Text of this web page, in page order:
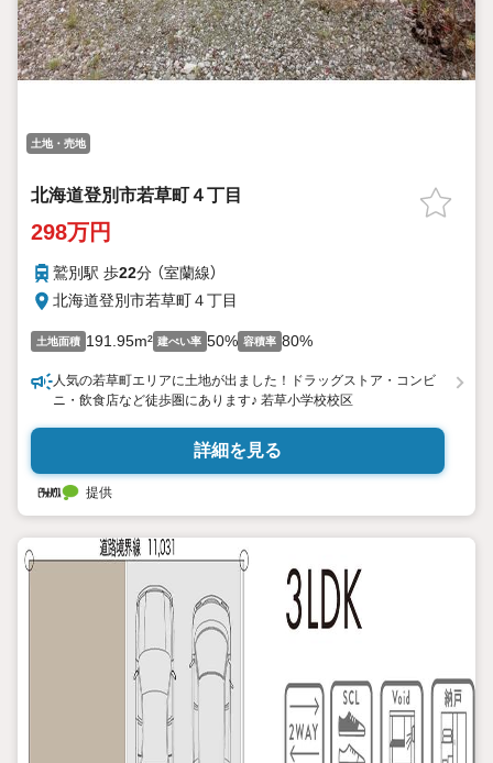
土地・売地
北海道登別市若草町４丁目
298万円
鷲別駅 歩22分 （室蘭線）
北海道登別市若草町４丁目
土地面積 191.95m² 建ぺい率 50% 容積率 80%
人気の若草町エリアに土地が出ました！ドラッグストア・コンビ
ニ・飲食店など徒歩圏にあります♪ 若草小学校校区
詳細を見る
提供